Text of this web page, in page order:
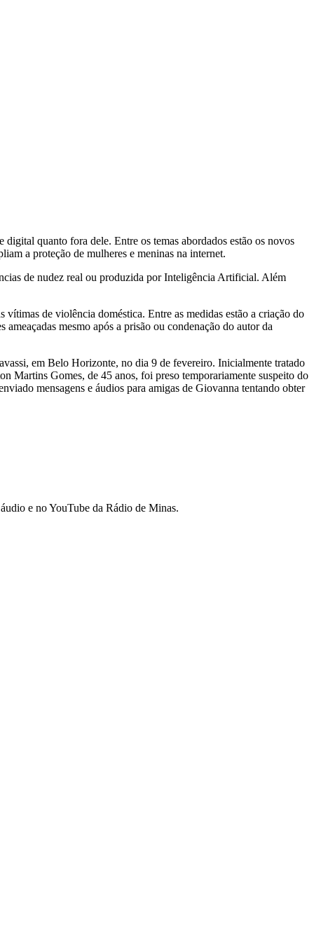
quanto fora dele. Entre os temas abordados estão os novos
a proteção de mulheres e meninas na internet.
de nudez real ou produzida por Inteligência Artificial. Além
de violência doméstica. Entre as medidas estão a criação do
mesmo após a prisão ou condenação do autor da
em Belo Horizonte, no dia 9 de fevereiro. Inicialmente tratado
Martins Gomes, de 45 anos, foi preso temporariamente suspeito do
mensagens e áudios para amigas de Giovanna tentando obter
e no YouTube da Rádio de Minas.